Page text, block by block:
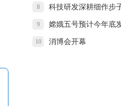
国生日快乐”！
8 科技研发深耕细作步
9 嫦娥五号预计今年底
10 消博会开幕